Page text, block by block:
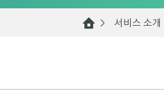
서비스 소개